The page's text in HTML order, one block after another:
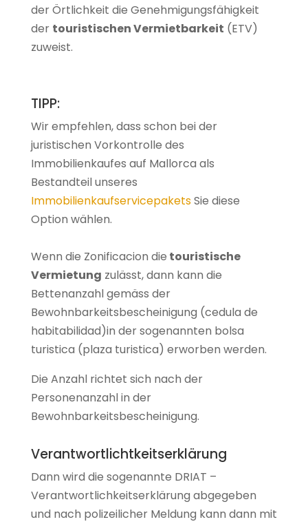
der Örtlichkeit die Genehmigungsfähigkeit
der touristischen Vermietbarkeit (ETV)
zuweist.
TIPP:
Wir empfehlen, dass schon bei der
juristischen Vorkontrolle des
Immobilienkaufes auf Mallorca als
Bestandteil unseres
ImmobilienkaufservicepaketsSie diese
Option wählen.
Wenn die Zonificacion die touristische
Vermietung zulässt, dann kann die
Bettenanzahl gemäss der
Bewohnbarkeitsbescheinigung (cedula de
habitabilidad)in der sogenannten bolsa
turistica (plaza turistica) erworben werden.
Die Anzahl richtet sich nach der
Personenanzahl in der
Bewohnbarkeitsbescheinigung.
Verantwortlichtkeitserklärung
Dann wird die sogenannte DRIAT –
Verantwortlichkeitserklärung abgegeben
und nach polizeilicher Meldung kann dann mit